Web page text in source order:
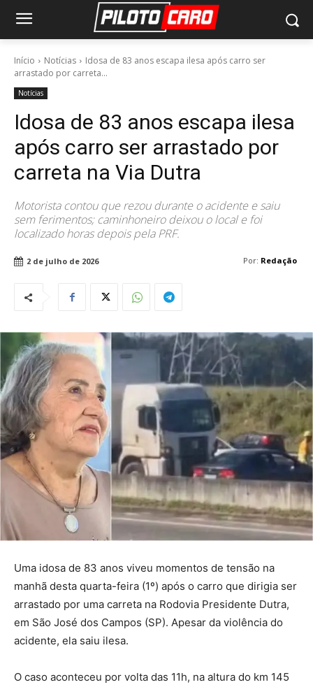
Início Notícias
Idosa de 83 anos escapa ilesa após carro ser
arrastado por carreta...
Notícias
Idosa de 83 anos escapa ilesa
após carro ser arrastado por
carreta na Via Dutra
Motorista contou que rezou durante o acidente e saiu
sem ferimentos; caminhoneiro deixou o local e foi
localizado horas depois pela PRF.
Por: Redação
2 de julho de 2026
Uma idosa de 83 anos viveu momentos de tensão na
manhã desta quarta-feira (1º) após o carro que dirigia ser
arrastado por uma carreta na Rodovia Presidente Dutra,
em São José dos Campos (SP). Apesar da violência do
acidente, ela saiu ilesa.
O caso aconteceu por volta das 11h, na altura do km 145